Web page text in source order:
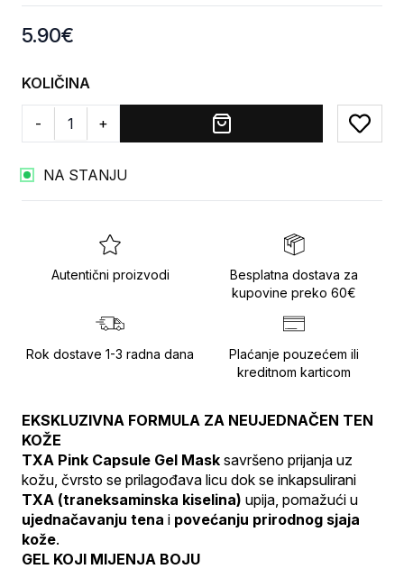
Product information
5.90€
KOLIČINA
- +
Add
NA STANJU
Autentični proizvodi
Besplatna dostava za
kupovine preko 60€
Rok dostave 1-3 radna dana
Plaćanje pouzećem ili
kreditnom karticom
EKSKLUZIVNA FORMULA ZA NEUJEDNAČEN TEN
KOŽE
TXA Pink Capsule Gel Mask savršeno prijanja uz
TXA (traneksaminska kiselina)
ujednačavanju tena i povećanju prirodnog sjaja
kože.
GEL KOJI MIJENJA BOJU